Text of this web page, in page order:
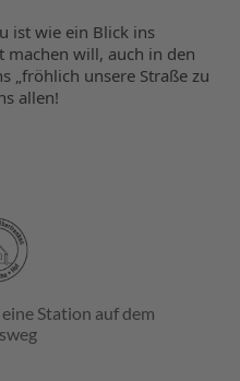
ist wie ein Blick ins
machen will, auch in den
„fröhlich unsere Straße zu
allen!
Station auf dem